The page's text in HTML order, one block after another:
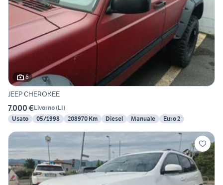
6
JEEP CHEROKEE
7.000 €Livorno(LI)
Usato
05/1998 208970 Km Diesel Manuale Euro 2